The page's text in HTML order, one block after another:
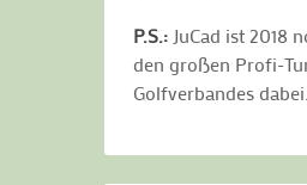
P.S.: JuCad ist 2018
den großen Profi-
Golfverbandes dabei.